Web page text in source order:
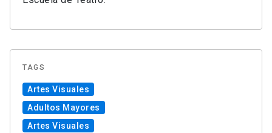
TAGS
Artes Visuales
Adultos Mayores
Artes Visuales